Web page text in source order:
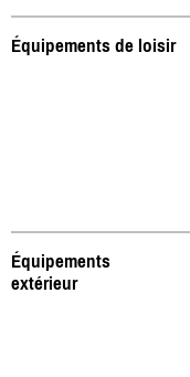
Équipements de loisir
Équipements
extérieur